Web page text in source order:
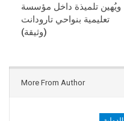
ويُهين تلميذة داخل مؤسسة
تعليمية بنواحي تارودانت
(وثيقة)
More From Author